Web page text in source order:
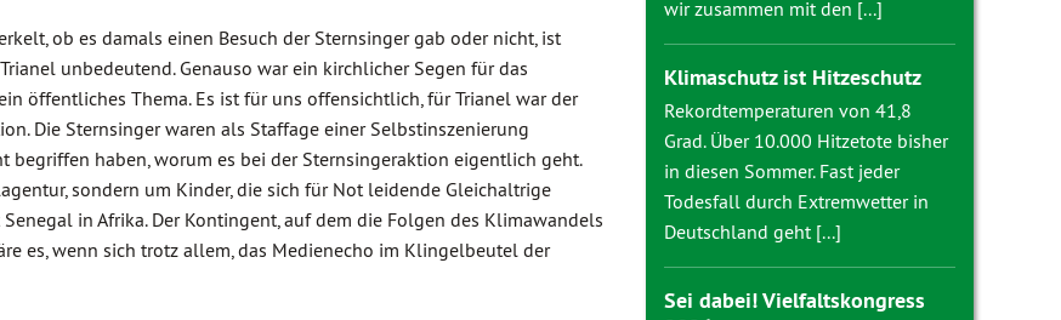
ob es damals einen Besuch der Sternsinger gab oder nicht, ist
unbedeutend. Genauso war ein kirchlicher Segen für das
öffentliches Thema. Es ist für uns offensichtlich, für Trianel war der
Die Sternsinger waren als Staffage einer Selbstinszenierung
begriffen haben, worum es bei der Sternsingeraktion eigentlich geht.
sondern um Kinder, die sich für Not leidende Gleichaltrige
in Afrika. Der Kontingent, auf dem die Folgen des Klimawandels
es, wenn sich trotz allem, das Medienecho im Klingelbeutel der
wir zusammen mit den [...]
Klimaschutz ist Hitzeschutz
Rekordtemperaturen von 41,8
Grad. Über 10.000 Hitzetote bisher
in diesen Sommer. Fast jeder
Todesfall durch Extremwetter in
Deutschland geht [...]
Sei dabei! Vielfaltskongress